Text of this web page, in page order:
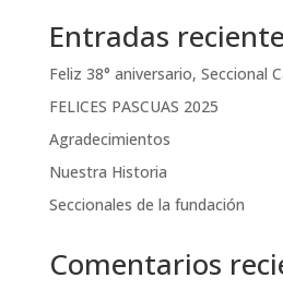
Entradas
Feliz 38° aniversario, Seccional
FELICES PASCUAS 2025
Agradecimientos
Nuestra Historia
Seccionales de la fundación
Comentarios